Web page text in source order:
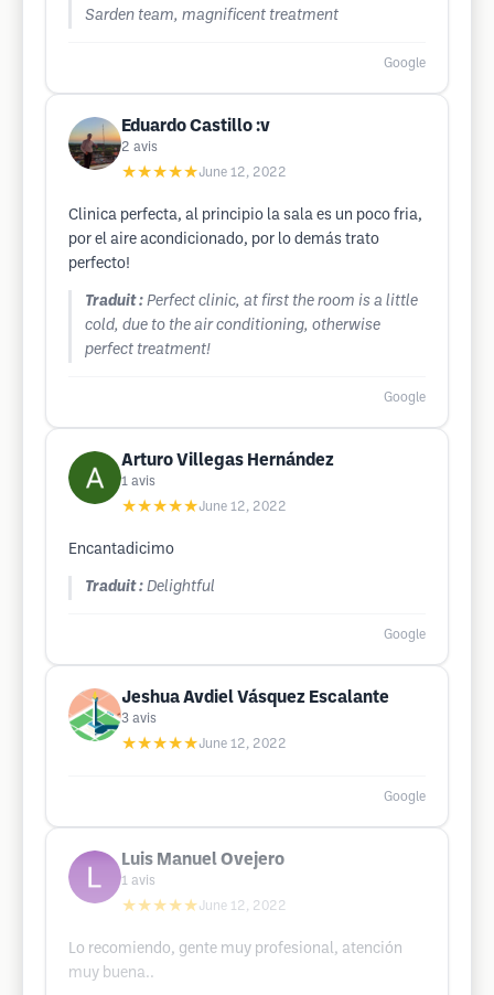
Sarden team, magnificent treatment
Google
Eduardo Castillo :v
2 avis
★★★★★June 12, 2022
Clinica perfecta, al principio la sala es un poco fria,
por el aire acondicionado, por lo demás trato
perfecto!
Traduit : Perfect clinic, at first the room is a little
cold, due to the air conditioning, otherwise
perfect treatment!
Google
Arturo Villegas Hernández
1 avis
★★★★★June 12, 2022
Encantadicimo
Traduit : Delightful
Google
Jeshua Avdiel Vásquez Escalante
3 avis
★★★★★June 12, 2022
Google
Luis Manuel Ovejero
1 avis
★★★★★June 12, 2022
Lo recomiendo, gente muy profesional, atención
muy buena..